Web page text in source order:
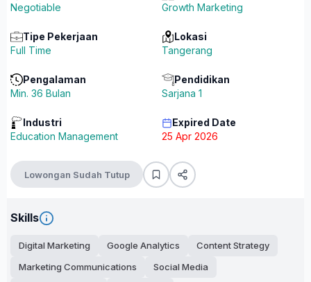
Negotiable
Growth Marketing
Tipe Pekerjaan
Full Time
Lokasi
Tangerang
Pengalaman
Min. 36 Bulan
Pendidikan
Sarjana 1
Industri
Education Management
Expired Date
25 Apr 2026
Lowongan Sudah Tutup
Skills
Digital Marketing Google Analytics
Content Strategy
Marketing Communications
Social Media